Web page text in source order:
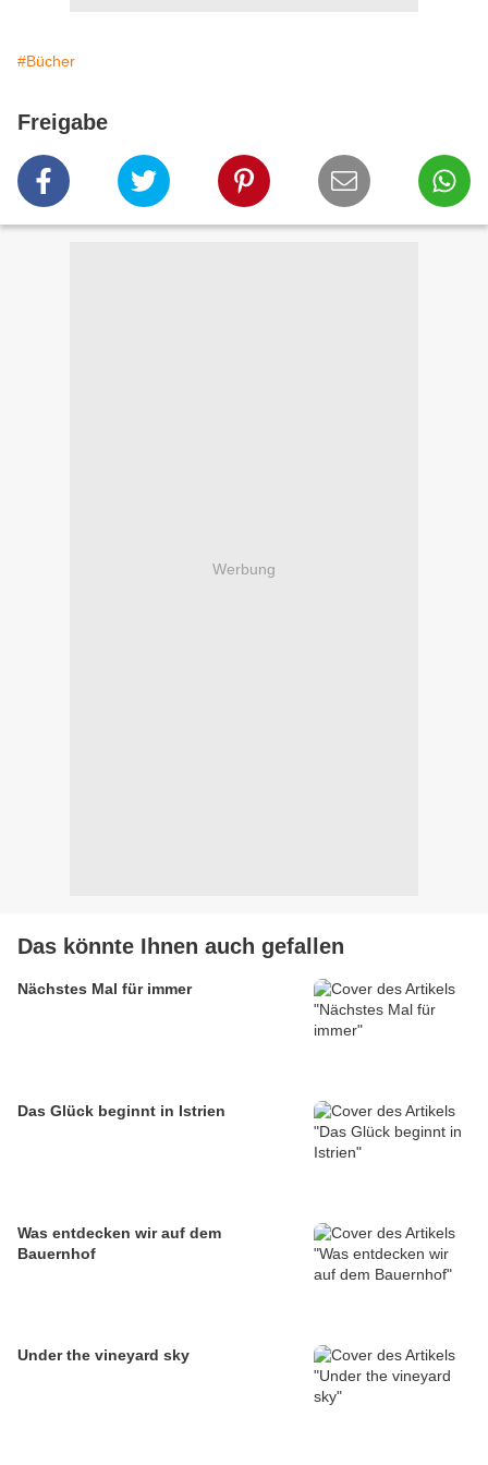
#Bücher
Freigabe
Werbung
Das könnte Ihnen auch gefallen
Nächstes Mal für immer
Das Glück beginnt in Istrien
Was entdecken wir auf dem
Bauernhof
Under the vineyard sky